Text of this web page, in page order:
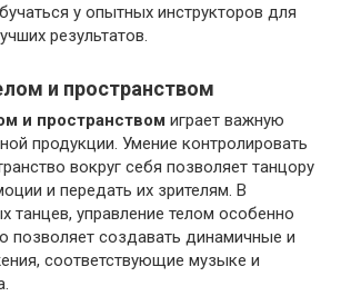
у опытных инструкторов для
результатов.
и пространством
и пространством играет важную
продукции. Умение контролировать
вокруг себя позволяет танцору
и передать их зрителям. В
танцев, управление телом особенно
позволяет создавать динамичные и
соответствующие музыке и